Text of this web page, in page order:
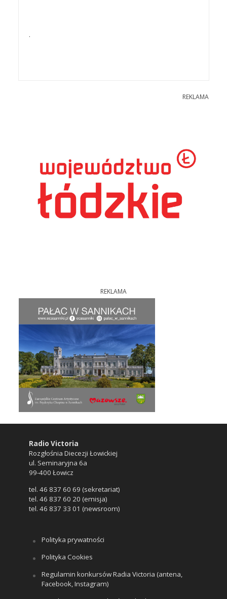
.
REKLAMA
REKLAMA
Radio Victoria
Rozgłośnia Diecezji Łowickiej
ul. Seminaryjna 6a
99-400 Łowicz
tel. 46 837 60 69 (sekretariat)
tel. 46 837 60 20 (emisja)
tel. 46 837 33 01 (newsroom)
Polityka prywatności
Polityka Cookies
Regulamin konkursów Radia Victoria (antena,
Facebook, Instagram)